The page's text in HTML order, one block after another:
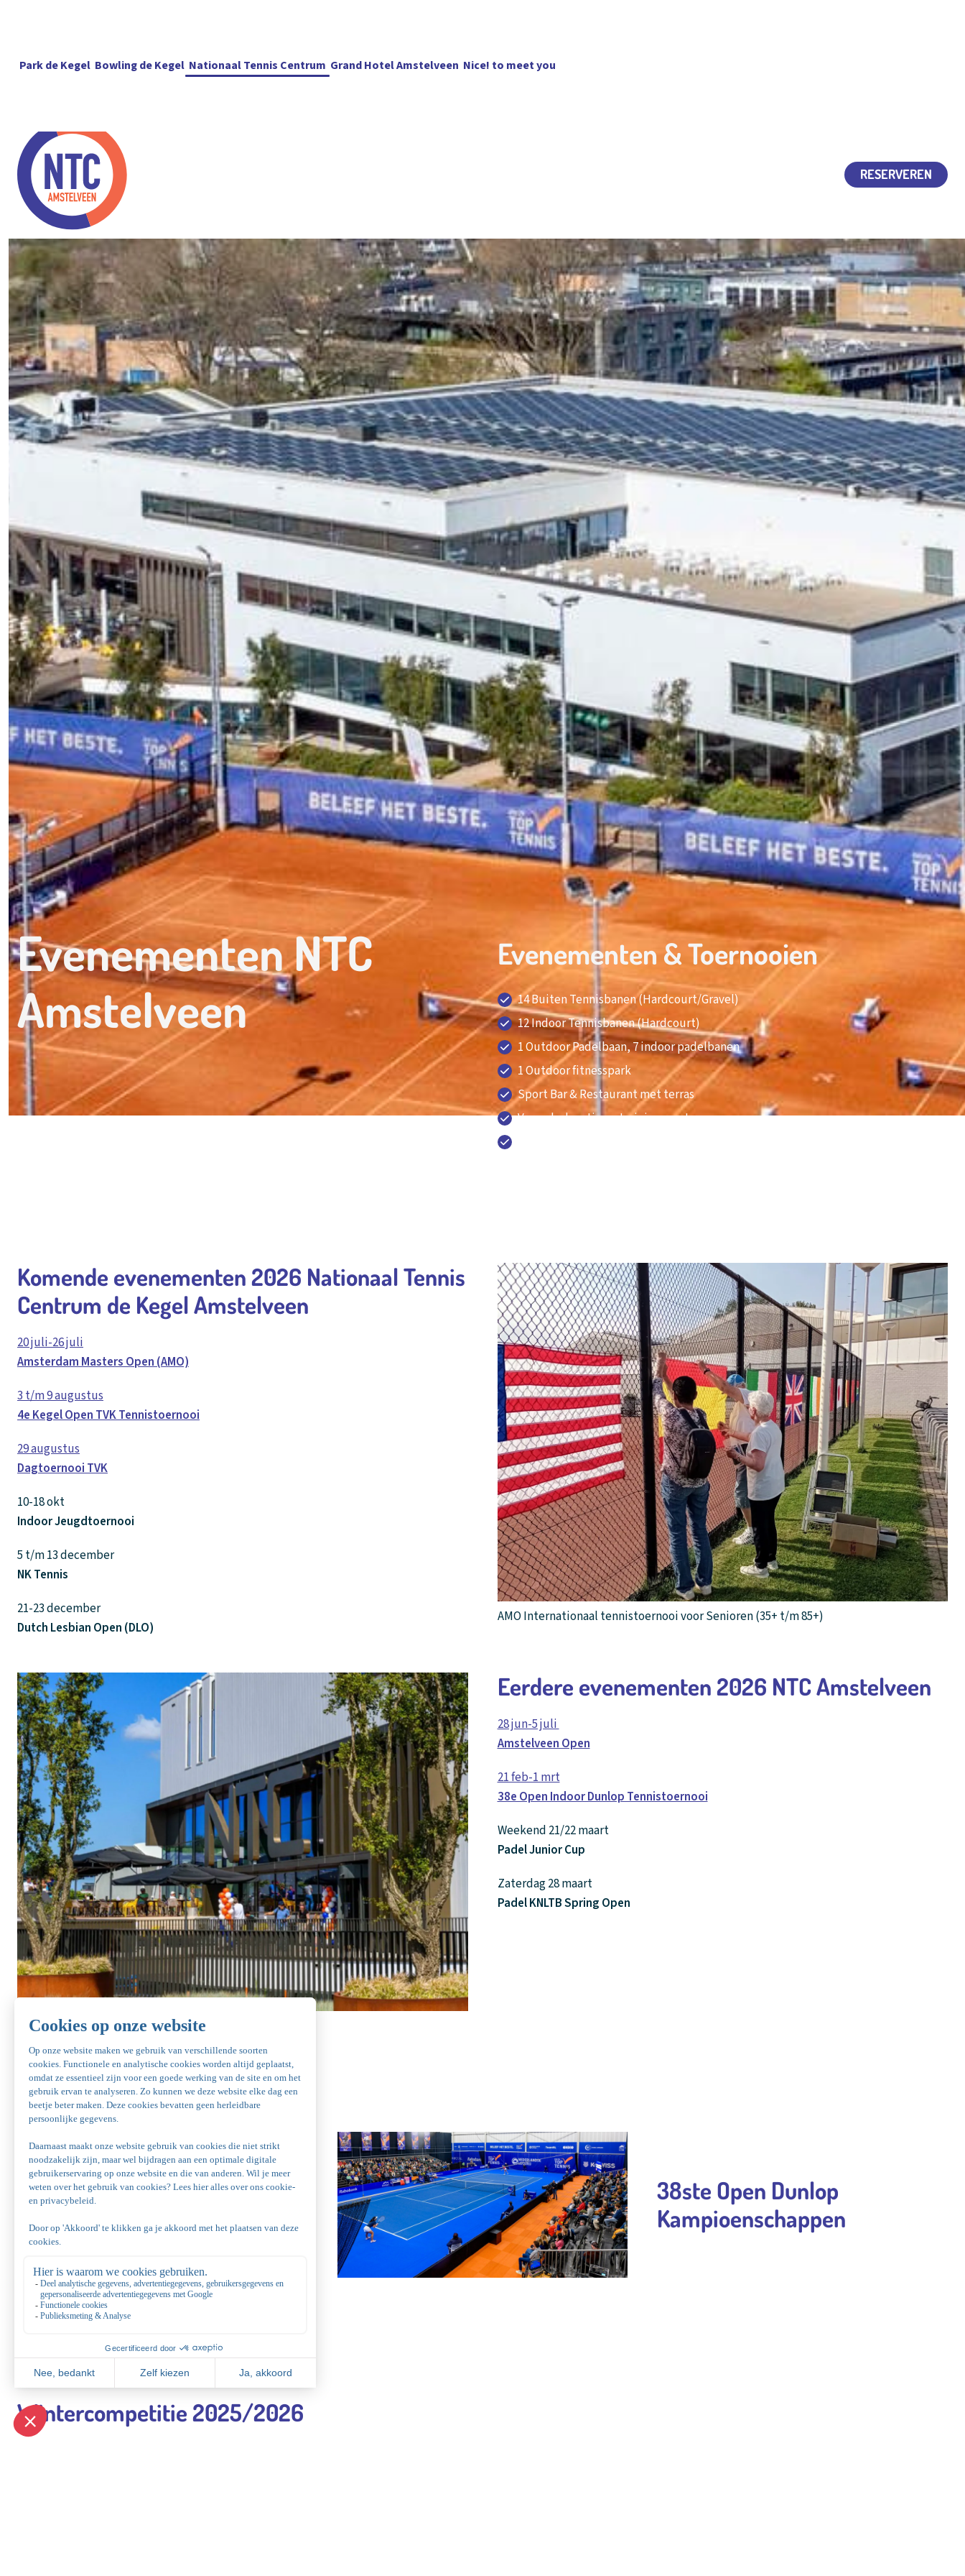
RESERVEREN
Park de Kegel Bowling de Kegel Nationaal Tennis Centrum Grand Hotel Amstelveen Nice! to meet you
Evenementen NTC
Amstelveen
Evenementen & Toernooien
14 Buiten Tennisbanen (Hardcourt/Gravel)
12 Indoor Tennisbanen (Hardcourt)
1 Outdoor Padelbaan, 7 indoor padelbanen
1 Outdoor fitnesspark
Sport Bar & Restaurant met terras
Vergaderlocatie en trainingscentrum
Komende evenementen 2026 Nationaal Tennis
Centrum de Kegel Amstelveen
20 juli-26 juli
Amsterdam Masters Open (AMO)
3 t/m 9 augustus
4e Kegel Open TVK Tennistoernooi
29 augustus
Dagtoernooi TVK
10-18 okt
Indoor Jeugdtoernooi
5 t/m 13 december
NK Tennis
21-23 december
Dutch Lesbian Open (DLO)
AMO Internationaal tennistoernooi voor Senioren (35+ t/m 85+)
Eerdere evenementen 2026 NTC Amstelveen
28 jun-5 juli
Amstelveen Open
21 feb-1 mrt
38e Open Indoor Dunlop Tennistoernooi
Weekend 21/22 maart
Padel Junior Cup
Zaterdag 28 maart
Padel KNLTB Spring Open
NK Tennis Indoor 2025
De NK (rolstoel) Tennis indoor vond dit jaar plaats van 6
t/m 14 december 2025.
Dit mooie tennisevenement werd gespeeld op onze
indoor hardcourt tennisbanen.
De organisatie was samen met KNTLB Toptennis.
Algemene info Speelschema's
NK in de media
38ste Open Dunlop
Kampioenschappen
Wintercompetitie 2025/2026